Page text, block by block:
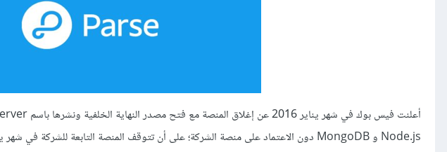
Node.js و MongoDB دون الاعتماد على منصة الشركة؛ على أن تتوقف المنصة التابعة للشركة في شهر يناير 2017.